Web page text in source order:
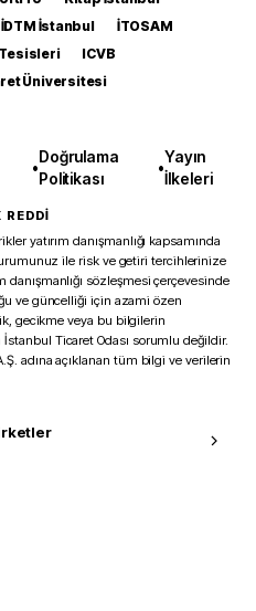
İDTM İstanbul
İTOSAM
ICVB
Üniversitesi
•
Doğrulama
Politikası
•
Yayın
İlkeleri
REDDİ
yatırım danışmanlığı kapsamında
ile risk ve getiri tercihlerinize
danışmanlığı sözleşmesi çerçevesinde
ve güncelliği için azami özen
gecikme veya bu bilgilerin
Ticaret Odası sorumlu değildir.
adına açıklanan tüm bilgi ve verilerin